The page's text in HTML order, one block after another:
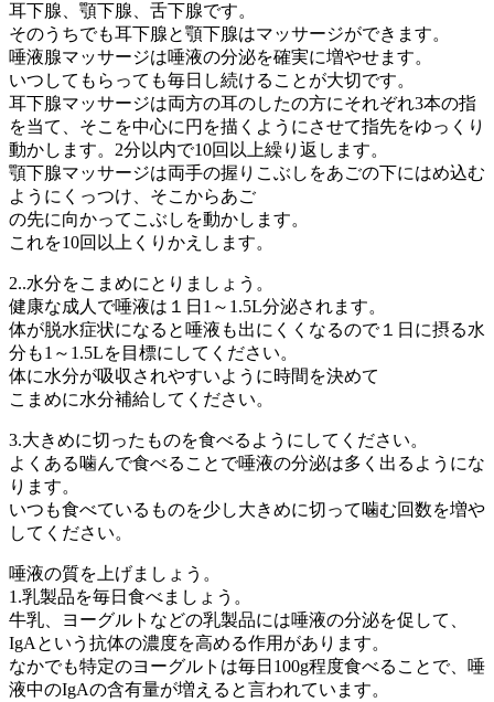
耳下腺、顎下腺、舌下腺です。
そのうちでも耳下腺と顎下腺はマッサージができます。
唾液腺マッサージは唾液の分泌を確実に増やせます。
いつしてもらっても毎日し続けることが大切です。
耳下腺マッサージは両方の耳のしたの方にそれぞれ3本の指
を当て、そこを中心に円を描くようにさせて指先をゆっくり
動かします。2分以内で10回以上繰り返します。
顎下腺マッサージは両手の握りこぶしをあごの下にはめ込む
ようにくっつけ、そこからあご
の先に向かってこぶしを動かします。
これを10回以上くりかえします。
2..水分をこまめにとりましょう。
健康な成人で唾液は１日1～1.5L分泌されます。
体が脱水症状になると唾液も出にくくなるので１日に摂る水
分も1～1.5Lを目標にしてください。
体に水分が吸収されやすいように時間を決めて
こまめに水分補給してください。
3.大きめに切ったものを食べるようにしてください。
よくある噛んで食べることで唾液の分泌は多く出るようにな
ります。
いつも食べているものを少し大きめに切って噛む回数を増や
してください。
唾液の質を上げましょう。
1.乳製品を毎日食べましょう。
牛乳、ヨーグルトなどの乳製品には唾液の分泌を促して、
IgAという抗体の濃度を高める作用があります。
なかでも特定のヨーグルトは毎日100g程度食べることで、唾
液中のIgAの含有量が増えると言われています。